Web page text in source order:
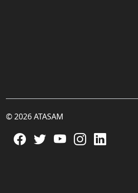
© 2026 ATASAM